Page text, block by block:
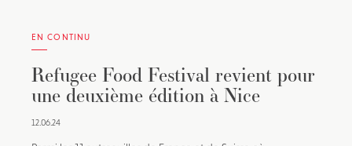
EN CONTINU
Refugee Food Festival revient pour
une deuxième édition à Nice
12.06.24